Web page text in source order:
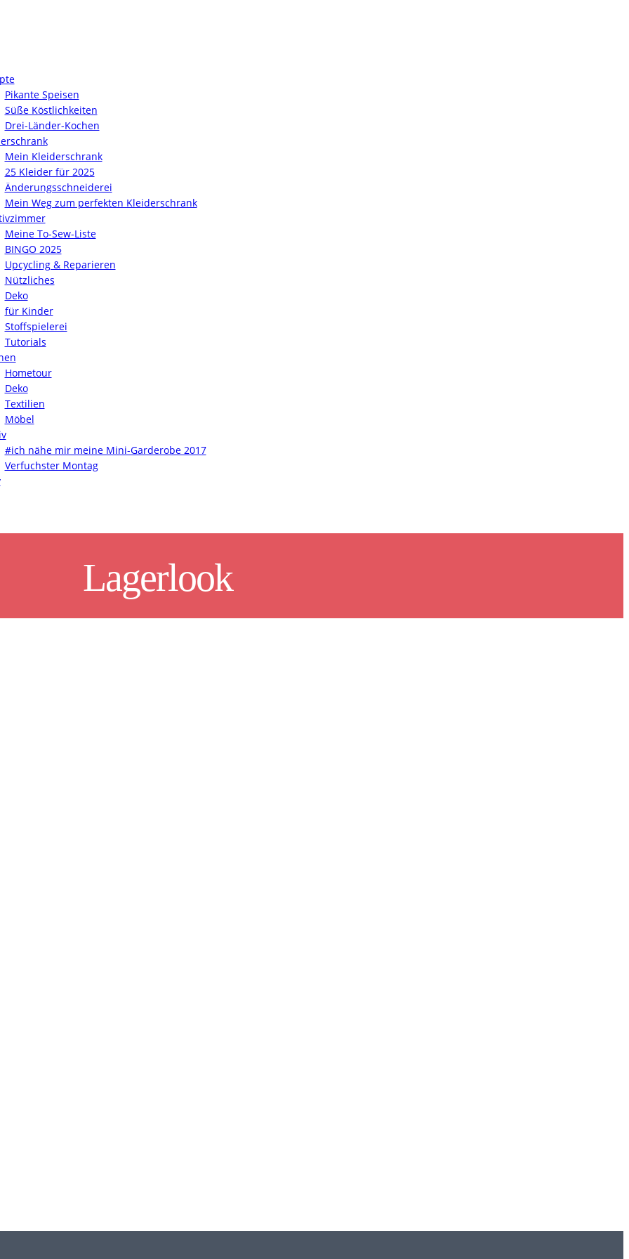
Pikante Speisen
Süße Köstlichkeiten
Drei-Länder-Kochen
Mein Kleiderschrank
25 Kleider für 2025
Änderungsschneiderei
Mein Weg zum perfekten Kleiderschrank
Meine To-Sew-Liste
BINGO 2025
Upcycling & Reparieren
Nützliches
Deko
für Kinder
Stoffspielerei
Tutorials
Hometour
Deko
Textilien
Möbel
#ich nähe mir meine Mini-Garderobe 2017
Verfuchster Montag
Lagerlook